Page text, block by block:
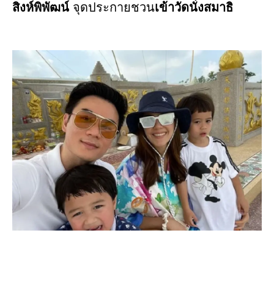
สิงห์พิพัฒน์ จุดประกายชวนเข้าวัดนั่งสมาธิ